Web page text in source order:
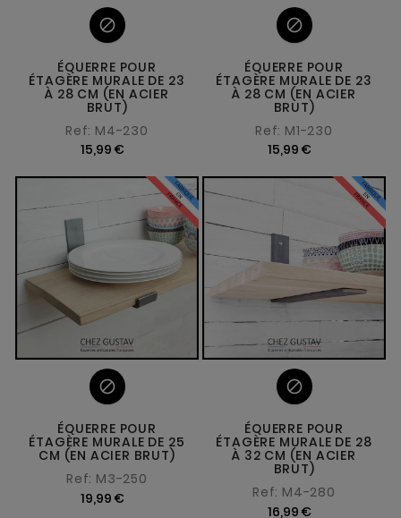

ÉQUERRE POUR
ÉTAGÈRE MURALE DE 23
À 28 CM (EN ACIER
BRUT)
Ref: M4-230
15,99 €

ÉQUERRE POUR
ÉTAGÈRE MURALE DE 23
À 28 CM (EN ACIER
BRUT)
Ref: M1-230
15,99 €

ÉQUERRE POUR
ÉTAGÈRE MURALE DE 25
CM (EN ACIER BRUT)
Ref: M3-250
19,99 €

ÉQUERRE POUR
ÉTAGÈRE MURALE DE 28
À 32 CM (EN ACIER
BRUT)
Ref: M4-280
16,99 €